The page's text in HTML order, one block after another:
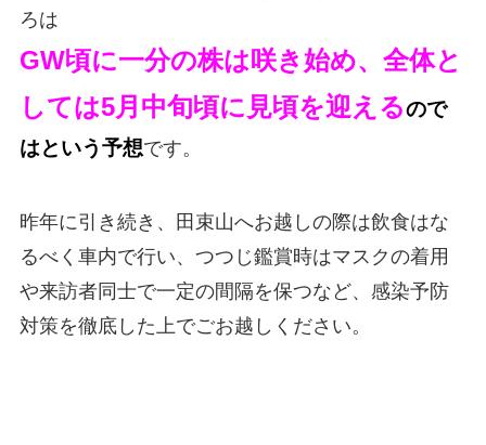
ろは
GW頃に一分の株は咲き始め、全体と
しては5月中旬頃に見頃を迎えるので
はという予想です。
昨年に引き続き、田束山へお越しの際は飲食はな
るべく車内で行い、つつじ鑑賞時はマスクの着用
や来訪者同士で一定の間隔を保つなど、感染予防
対策を徹底した上でごお越しください。